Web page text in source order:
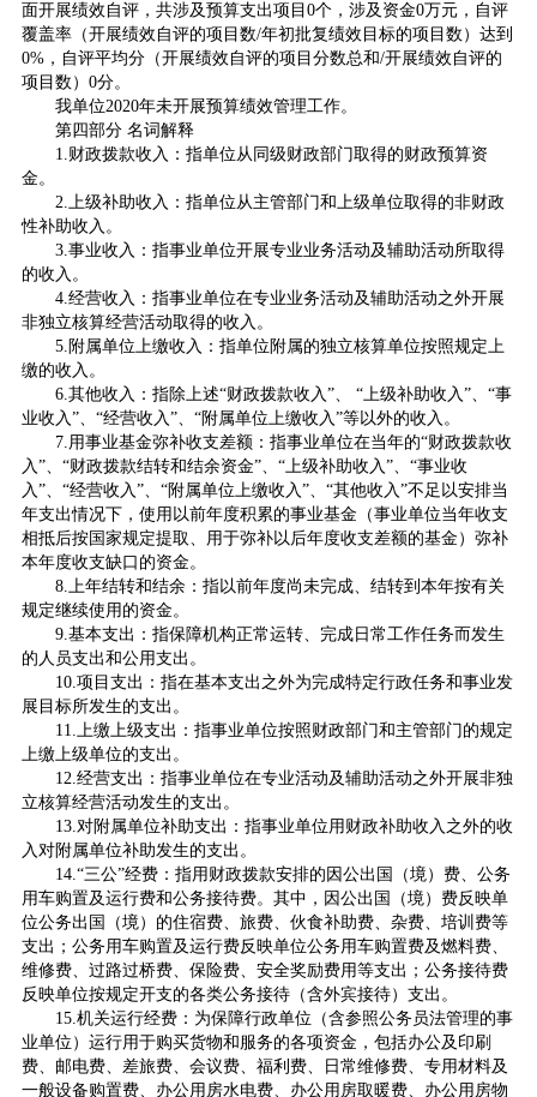
面开展绩效自评，共涉及预算支出项目0个，涉及资金0万元，自评
覆盖率（开展绩效自评的项目数/年初批复绩效目标的项目数）达到
0%，自评平均分（开展绩效自评的项目分数总和/开展绩效自评的
项目数）0分。
我单位2020年未开展预算绩效管理工作。
第四部分 名词解释
1.财政拨款收入：指单位从同级财政部门取得的财政预算资
金。
2.上级补助收入：指单位从主管部门和上级单位取得的非财政
性补助收入。
3.事业收入：指事业单位开展专业业务活动及辅助活动所取得
的收入。
4.经营收入：指事业单位在专业业务活动及辅助活动之外开展
非独立核算经营活动取得的收入。
5.附属单位上缴收入：指单位附属的独立核算单位按照规定上
缴的收入。
6.其他收入：指除上述“财政拨款收入”、 “上级补助收入”、“事
业收入”、“经营收入”、“附属单位上缴收入”等以外的收入。
7.用事业基金弥补收支差额：指事业单位在当年的“财政拨款收
入”、“财政拨款结转和结余资金”、“上级补助收入”、“事业收
入”、“经营收入”、“附属单位上缴收入”、“其他收入”不足以安排当
年支出情况下，使用以前年度积累的事业基金（事业单位当年收支
相抵后按国家规定提取、用于弥补以后年度收支差额的基金）弥补
本年度收支缺口的资金。
8.上年结转和结余：指以前年度尚未完成、结转到本年按有关
规定继续使用的资金。
9.基本支出：指保障机构正常运转、完成日常工作任务而发生
的人员支出和公用支出。
10.项目支出：指在基本支出之外为完成特定行政任务和事业发
展目标所发生的支出。
11.上缴上级支出：指事业单位按照财政部门和主管部门的规定
上缴上级单位的支出。
12.经营支出：指事业单位在专业活动及辅助活动之外开展非独
立核算经营活动发生的支出。
13.对附属单位补助支出：指事业单位用财政补助收入之外的收
入对附属单位补助发生的支出。
14.“三公”经费：指用财政拨款安排的因公出国（境）费、公务
用车购置及运行费和公务接待费。其中，因公出国（境）费反映单
位公务出国（境）的住宿费、旅费、伙食补助费、杂费、培训费等
支出；公务用车购置及运行费反映单位公务用车购置费及燃料费、
维修费、过路过桥费、保险费、安全奖励费用等支出；公务接待费
反映单位按规定开支的各类公务接待（含外宾接待）支出。
15.机关运行经费：为保障行政单位（含参照公务员法管理的事
业单位）运行用于购买货物和服务的各项资金，包括办公及印刷
费、邮电费、差旅费、会议费、福利费、日常维修费、专用材料及
一般设备购置费、办公用房水电费、办公用房取暖费、办公用房物